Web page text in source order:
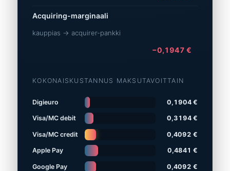
Acquiring-marginaali
kauppias → acquirer-pankki
−0,1947 €
KOKONAISKUSTANNUS MAKSUTAVOITTAIN
Digieuro 0,1904 €
Visa/MC debit 0,3194 €
Visa/MC credit 0,4092 €
Apple Pay 0,4841 €
Google Pay 0,4092 €